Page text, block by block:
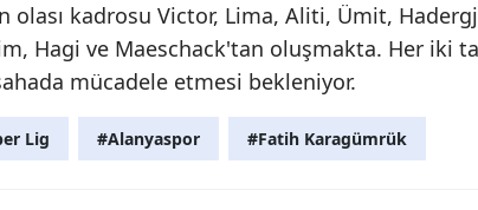
olası kadrosu Victor, Lima, Aliti, Ümit,
Hagi ve Maeschack'tan oluşmakta. Her iki
mücadele etmesi bekleniyor.
Lig #Alanyaspor #Fatih Karagümrük